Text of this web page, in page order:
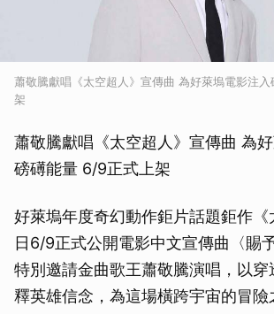
蕭敬騰獻唱《太空超人》宣傳曲 為好萊塢電影注
架
蕭敬騰獻唱《太空超人》宣傳曲 為
磅礡能量 6/9正式上架
好萊塢年度奇幻動作鉅片話題鉅作《
日6/9正式公開電影中文宣傳曲〈賜
特別邀請金曲歌王蕭敬騰演唱，以穿
釋英雄信念，為這場橫跨宇宙的冒險